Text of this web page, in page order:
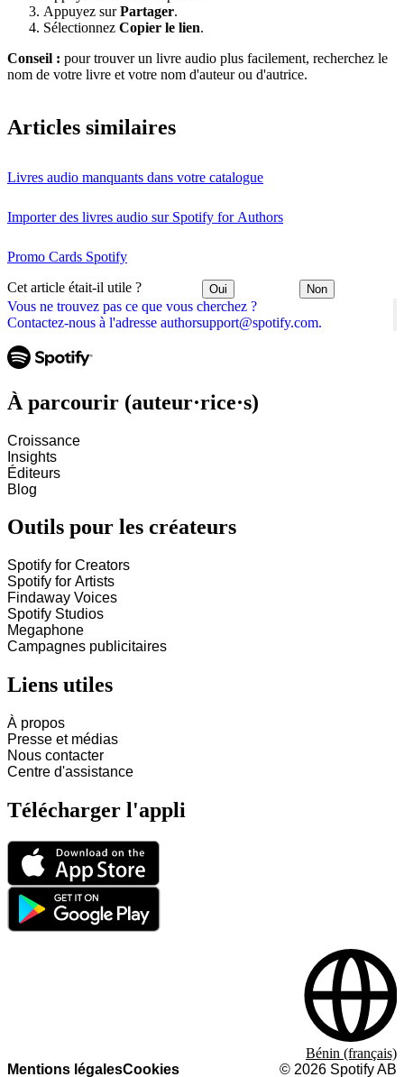
Vous ne trouvez pas ce que vous cherchez ?
Contactez-nous à l'adresse authorsupport@spotify.com.
Appuyez surPartager.
Sélectionnez Copier le lien.
Conseil : pour trouver un livre audio plus facilement, recherchez le
nom de votre livre et votre nom d'auteur ou d'autrice.
Articles similaires
Livres audio manquants dans votre catalogue
Importer des livres audio sur Spotify for Authors
Promo Cards Spotify
Cet article était-il utile ? Oui Non
À parcourir (auteur·rice·s)
Croissance
Insights
Éditeurs
Blog
Outils pour les créateurs
Spotify for Creators
Spotify for Artists
Findaway Voices
Spotify Studios
Megaphone
Campagnes publicitaires
Liens utiles
À propos
Presse et médias
Nous contacter
Centre d'assistance
Télécharger l'appli
Mentions légalesCookies © 2026 Spotify AB
Bénin (français)